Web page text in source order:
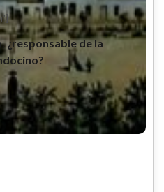
¿responsable de la